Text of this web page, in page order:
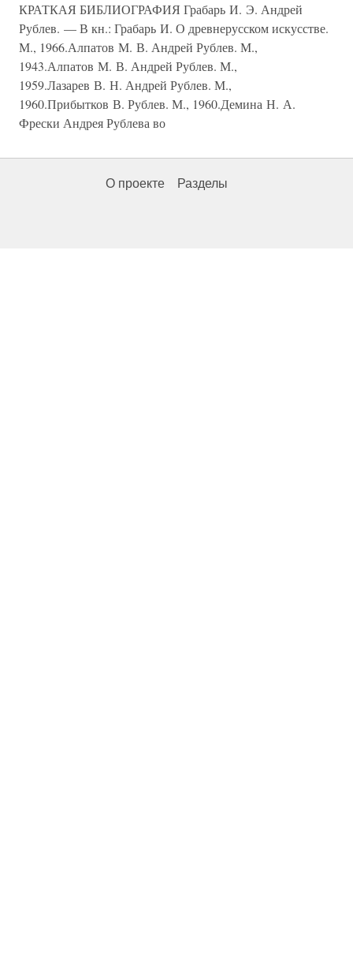
КРАТКАЯ БИБЛИОГРАФИЯ Грабарь И. Э. Андрей
Рублев. — В кн.: Грабарь И. О древнерусском искусстве.
М., 1966.Алпатов М. В. Андрей Рублев. М.,
1943.Алпатов М. В. Андрей Рублев. М.,
1959.Лазарев В. Н. Андрей Рублев. М.,
1960.Прибытков В. Рублев. М., 1960.Демина Н. А.
Фрески Андрея Рублева во
О проекте Разделы